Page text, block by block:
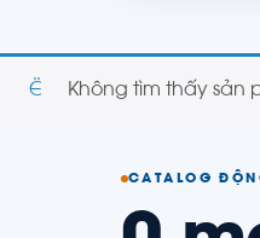
Không tìm thấy sản
CATALOG